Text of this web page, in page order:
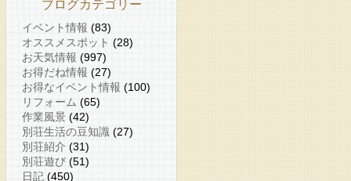
ブログカテゴリー
イベント情報 (83)
オススメスポット (28)
お天気情報 (997)
お得だね情報 (27)
お得なイベント情報 (100)
リフォーム (65)
作業風景 (42)
別荘生活の豆知識 (27)
別荘紹介 (31)
別荘遊び (51)
日記 (450)